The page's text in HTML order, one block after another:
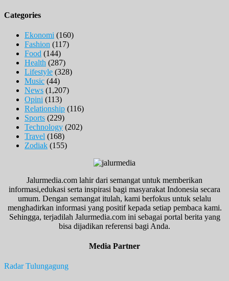
Categories
Ekonomi (160)
Fashion (117)
Food (144)
Health (287)
Lifestyle (328)
Music (44)
News (1,207)
Opini (113)
Relationship (116)
Sports (229)
Technology (202)
Travel (168)
Zodiak (155)
Jalurmedia.com lahir dari semangat untuk memberikan
informasi,edukasi serta inspirasi bagi masyarakat Indonesia secara
umum. Dengan semangat itulah, kami berfokus untuk selalu
menghadirkan informasi yang positif kepada setiap pembaca kami.
Sehingga, terjadilah Jalurmedia.com ini sebagai portal berita yang
bisa dijadikan referensi bagi Anda.
Media Partner
Radar Tulungagung